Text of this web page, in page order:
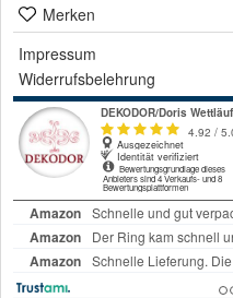
Merken
Impressum
Widerrufsbelehrung